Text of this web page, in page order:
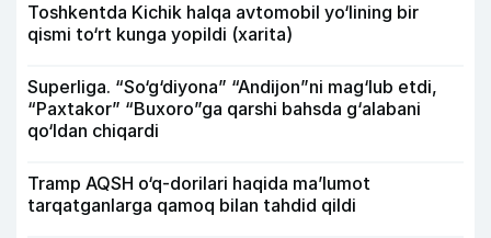
Toshkentda Kichik halqa avtomobil yo‘lining bir
qismi to‘rt kunga yopildi (xarita)
Superliga. “So‘g‘diyona” “Andijon”ni mag‘lub etdi,
“Paxtakor” “Buxoro”ga qarshi bahsda g‘alabani
qo‘ldan chiqardi
Tramp AQSH o‘q-dorilari haqida ma’lumot
tarqatganlarga qamoq bilan tahdid qildi